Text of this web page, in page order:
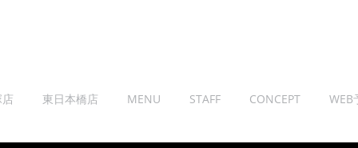
東日本橋店 MENU STAFF CONCEPT WEB